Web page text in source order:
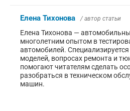
Елена Тихонова / автор статьи
Елена Тихонова —
многолетним опытом в
автомобилей.
моделей, вопросах ремонта и
помогают читателям сделать
разобраться в техническом
машин.